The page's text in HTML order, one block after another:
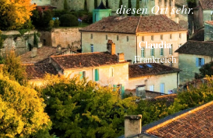
diesen Ort sehr.
Claudia
Frankreich